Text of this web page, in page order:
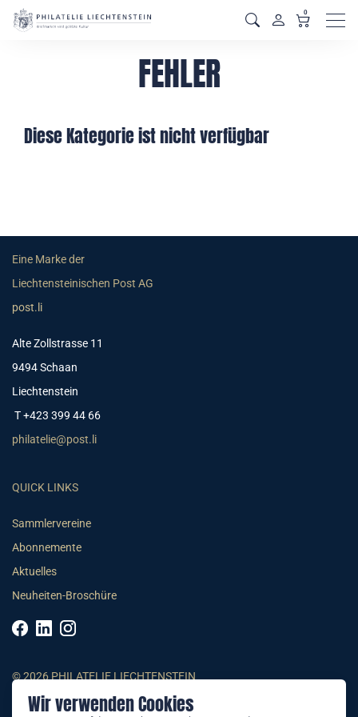
Wir verwenden Cookies
0
FEHLER
Diese Kategorie ist nicht verfügbar
Eine Marke der
Liechtensteinischen Post AG
post.li
Alte Zollstrasse 11
9494 Schaan
Liechtenstein
T +423 399 44 66
philatelie@post.li
QUICK LINKS
Sammlervereine
Abonnemente
Aktuelles
Neuheiten-Broschüre
© 2026 PHILATELIE LIECHTENSTEIN
AGB